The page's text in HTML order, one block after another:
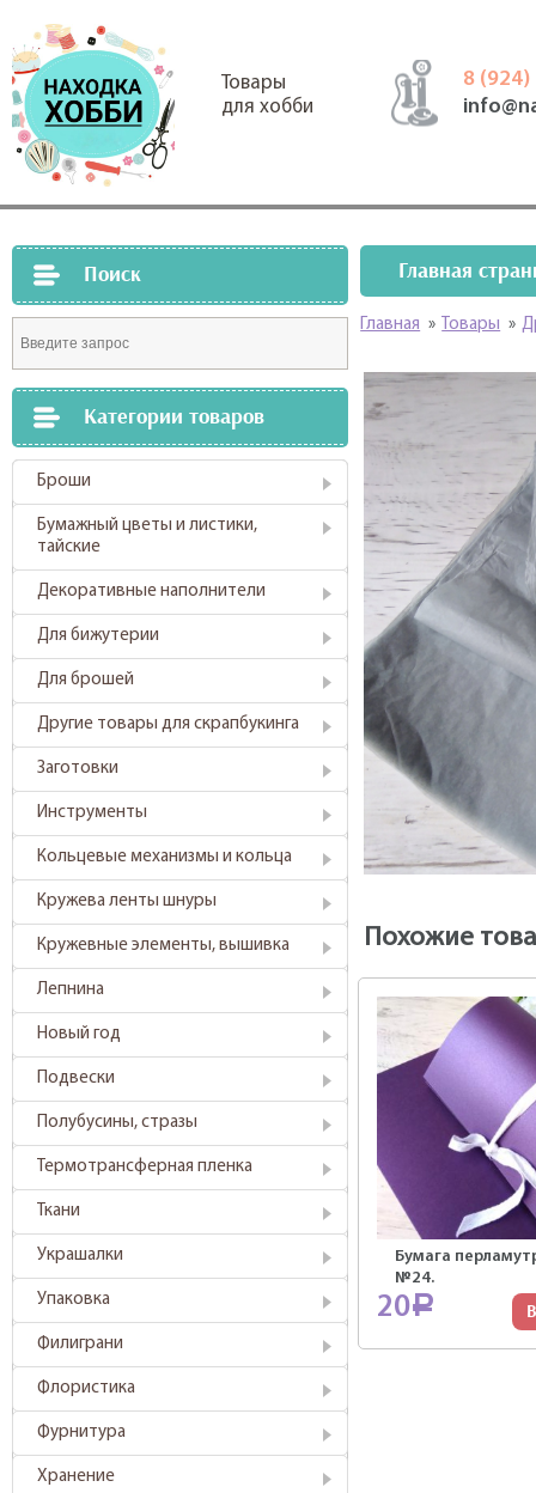
Товары
для хобби
8 (924)
Поиск
Категории товаров
Броши
Бумажный цветы и листики,
тайские
Декоративные наполнители
Для бижутерии
Для брошей
Другие товары для скрапбукинга
Заготовки
Инструменты
Кольцевые механизмы и кольца
Кружева ленты шнуры
Кружевные элементы, вышивка
Лепнина
Новый год
Подвески
Полубусины, стразы
Термотрансферная пленка
Ткани
Украшалки
Упаковка
Филиграни
Флористика
Фурнитура
Хранение
Главная
Главная » Товары »
Похожие
Бумага
№24.
20Р